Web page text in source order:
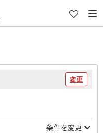
変更
条件を変更